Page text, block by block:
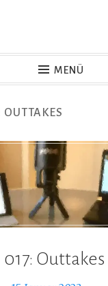
Over
MENÜ
OUTTAKES
Outtakes